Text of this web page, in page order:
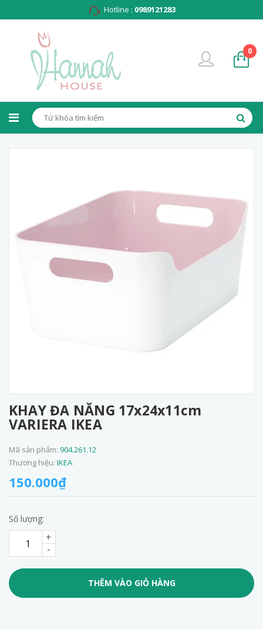
Hotline : 0989121283
0
KHAY ĐA NĂNG 17x24x11cm
VARIERA IKEA
Mã sản phẩm: 904.261.12
Thương hiệu: IKEA
150.000₫
Số lượng:
-
+
THÊM VÀO GIỎ HÀNG